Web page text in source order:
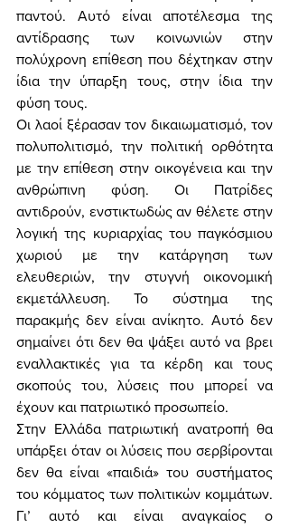
παντού. Αυτό είναι αποτέλεσμα της
αντίδρασης των κοινωνιών στην
πολύχρονη επίθεση που δέχτηκαν στην
ίδια την ύπαρξη τους, στην ίδια την
φύση τους.
Οι λαοί ξέρασαν τον δικαιωματισμό, τον
πολυπολιτισμό, την πολιτική ορθότητα
με την επίθεση στην οικογένεια και την
ανθρώπινη φύση. Οι Πατρίδες
αντιδρούν, ενστικτωδώς αν θέλετε στην
λογική της κυριαρχίας του παγκόσμιου
χωριού με την κατάργηση των
ελευθεριών, την στυγνή οικονομική
εκμετάλλευση. Το σύστημα της
παρακμής δεν είναι ανίκητο. Αυτό δεν
σημαίνει ότι δεν θα ψάξει αυτό να βρει
εναλλακτικές για τα κέρδη και τους
σκοπούς του, λύσεις που μπορεί να
έχουν και πατριωτικό προσωπείο.
Στην Ελλάδα πατριωτική ανατροπή θα
υπάρξει όταν οι λύσεις που σερβίρονται
δεν θα είναι «παιδιά» του συστήματος
του κόμματος των πολιτικών κομμάτων.
Γι’ αυτό και είναι αναγκαίος ο